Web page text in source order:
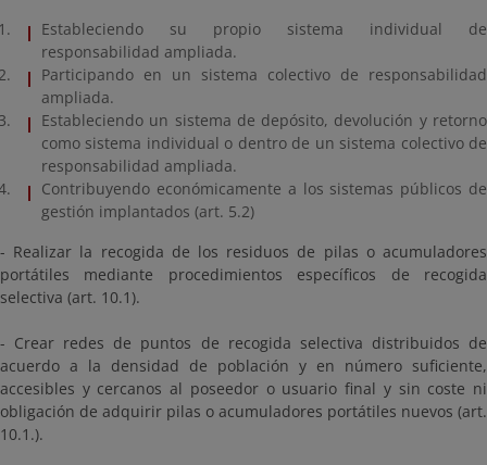
Estableciendo su propio sistema individual de
responsabilidad ampliada.
Participando en un sistema colectivo de responsabilidad
ampliada.
Estableciendo un sistema de depósito, devolución y retorno
como sistema individual o dentro de un sistema colectivo de
responsabilidad ampliada.
Contribuyendo económicamente a los sistemas públicos de
gestión implantados (art. 5.2)
- Realizar la recogida de los residuos de pilas o acumuladores
portátiles mediante procedimientos específicos de recogida
selectiva (art. 10.1).
- Crear redes de puntos de recogida selectiva distribuidos de
acuerdo a la densidad de población y en número suficiente,
accesibles y cercanos al poseedor o usuario final y sin coste ni
obligación de adquirir pilas o acumuladores portátiles nuevos (art.
10.1.).